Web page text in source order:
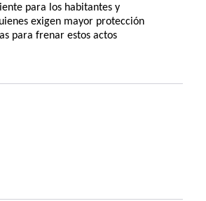
para los habitantes y
exigen mayor protección
para frenar estos actos